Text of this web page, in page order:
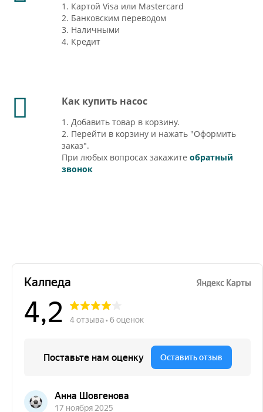
1. Картой Visa или Mastercard
2. Банковским переводом
3. Наличными
4. Кредит
Как купить насос
1. Добавить товар в корзину.
2. Перейти в корзину и нажать "Оформить
заказ".
При любых вопросах закажите обратный
звонок